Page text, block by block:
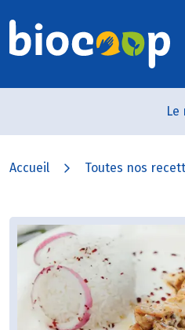
Le
Accueil Toutes nos